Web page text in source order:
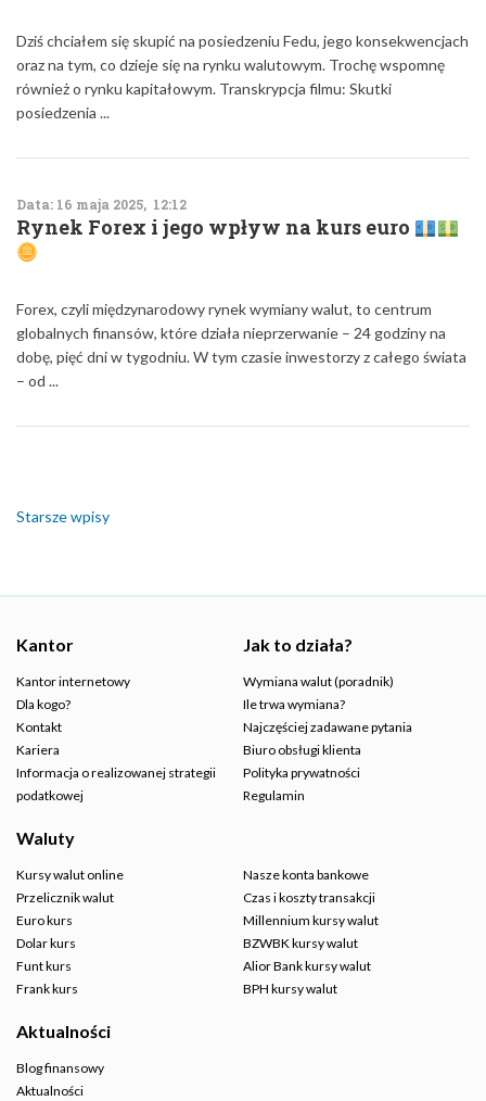
Dziś chciałem się skupić na posiedzeniu Fedu, jego konsekwencjach
oraz na tym, co dzieje się na rynku walutowym. Trochę wspomnę
również o rynku kapitałowym. Transkrypcja filmu: Skutki
posiedzenia ...
Data: 16 maja 2025, 12:12
Rynek Forex i jego wpływ na kurs euro
Forex, czyli międzynarodowy rynek wymiany walut, to centrum
globalnych finansów, które działa nieprzerwanie – 24 godziny na
dobę, pięć dni w tygodniu. W tym czasie inwestorzy z całego świata
– od ...
wpisach
Starsze wpisy
Kantor
Kantor internetowy
Dla kogo?
Kontakt
Kariera
Informacja o realizowanej strategii
podatkowej
Jak to działa?
Wymiana walut (poradnik)
Ile trwa wymiana?
Najczęściej zadawane pytania
Biuro obsługi klienta
Polityka prywatności
Regulamin
Waluty
Kursy walut online
Przelicznik walut
Euro kurs
Dolar kurs
Funt kurs
Frank kurs
Nasze konta bankowe
Czas i koszty transakcji
Millennium kursy walut
BZWBK kursy walut
Alior Bank kursy walut
BPH kursy walut
Aktualności
Blog finansowy
Aktualności